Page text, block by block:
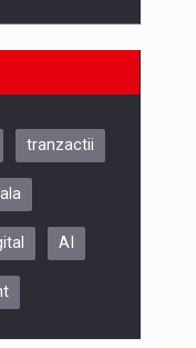
CLUJ, 9
8
tranzactii
AI